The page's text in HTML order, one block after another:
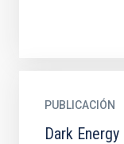
PUBLICACIÓN
Dark